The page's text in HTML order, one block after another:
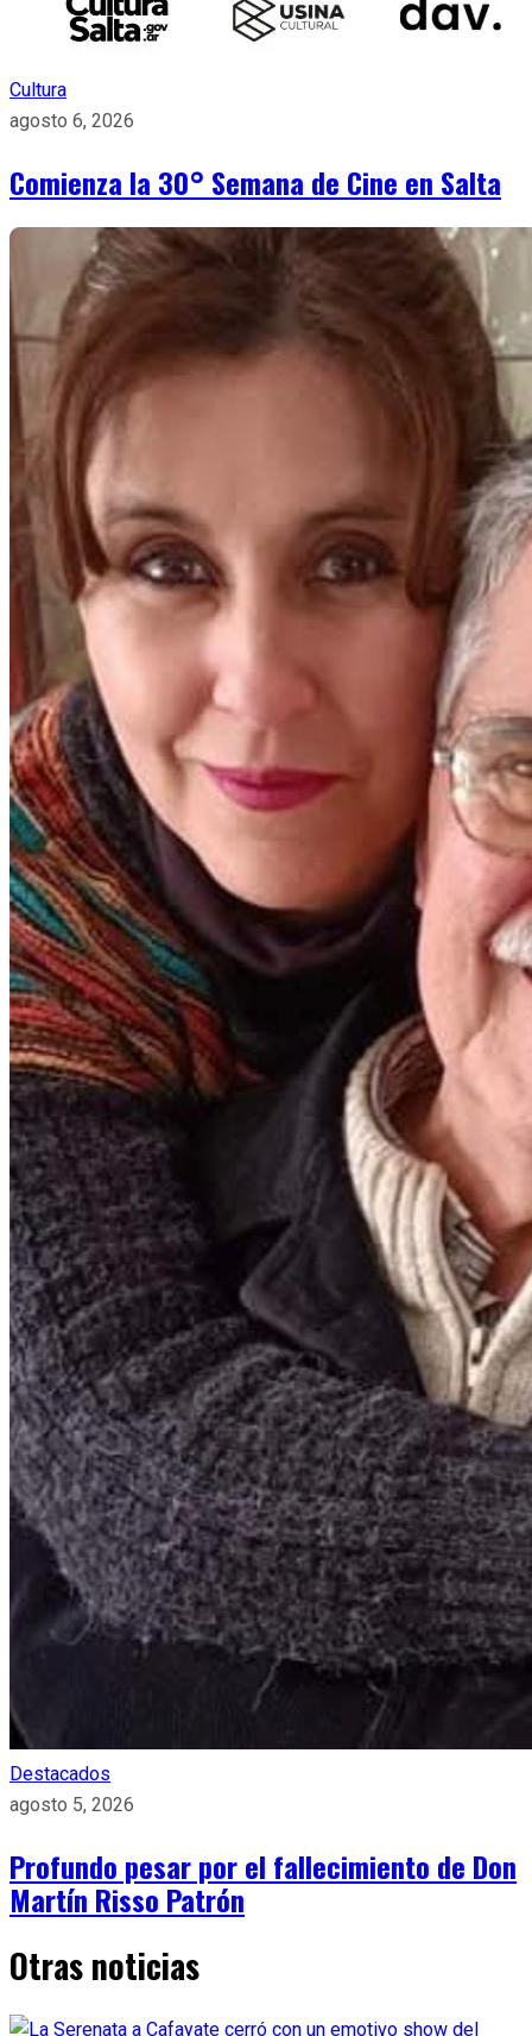
Cultura
agosto 6, 2026
Comienza la 30° Semana de Cine en Salta
Destacados
agosto 5, 2026
Profundo pesar por el fallecimiento de Don
Martín Risso Patrón
Otras noticias